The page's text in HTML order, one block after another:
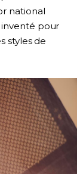
national
inventé pour
styles de